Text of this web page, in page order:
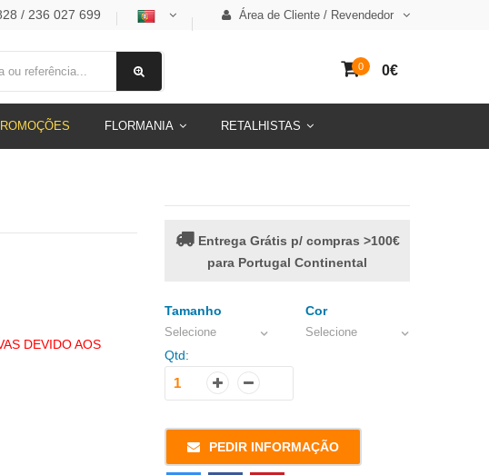
/ 236 027 699 Área de Cliente / Revendedor
FLORMANIA RETALHISTAS
0 0€
DEVIDO AOS
Entrega Grátis p/ compras >100€
para Portugal Continental
Tamanho
Selecione
Cor
Selecione
Qtd:
PEDIR INFORMAÇÃO